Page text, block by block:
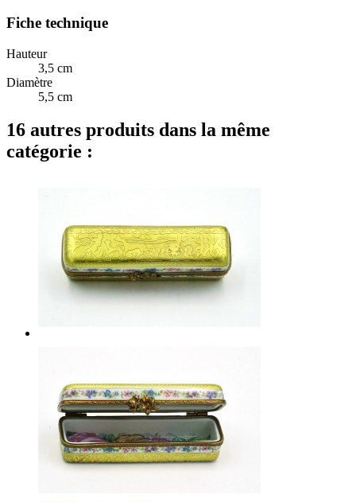
Fiche technique
Hauteur
3,5 cm
Diamètre
5,5 cm
16 autres produits dans la même
catégorie :